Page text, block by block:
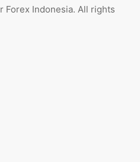
Forex Indonesia. All rights